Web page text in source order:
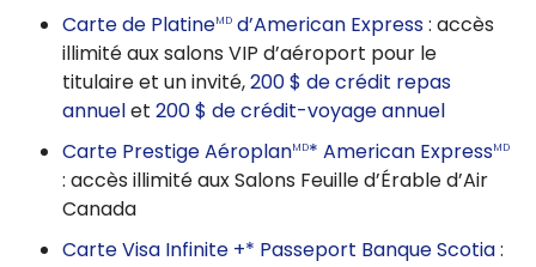
Carte de PlatineMD d’American Express: accès
illimité aux salons VIP d’aéroport pour le
titulaire et un invité,200 $ de crédit repas
annuelet 200 $ de crédit-voyage annuel
Carte Prestige AéroplanMD* American ExpressMD
: accès illimité aux Salons Feuille d’Érable d’Air
Canada
Carte Visa Infinite +* Passeport Banque Scotia: